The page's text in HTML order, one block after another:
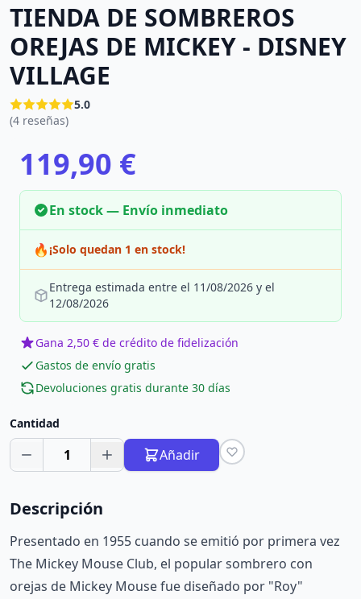
TIENDA DE SOMBREROS
OREJAS DE MICKEY - DISNEY
VILLAGE
5.0
(4 reseñas)
119,90 €
En stock — Envío inmediato
🔥¡Solo quedan 1 en stock!
Entrega estimada entre el 11/08/2026 y el
12/08/2026
Gana 2,50 € de crédito de fidelización
Gastos de envío gratis
Devoluciones gratis durante 30 días
Cantidad
1 Añadir
Descripción
Presentado en 1955 cuando se emitió por primera vez
The Mickey Mouse Club, el popular sombrero con
orejas de Mickey Mouse fue diseñado por "Roy"